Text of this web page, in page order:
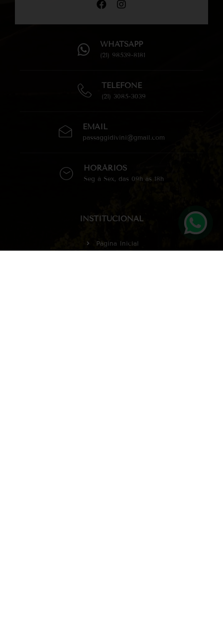
WHATSAPP
(21) 98539-8181
TELEFONE
(21) 3085-3039
EMAIL
passaggidivini@gmail.com
HORÁRIOS
Seg à Sex, das 09h às 18h
INSTITUCIONAL
Página Inicial